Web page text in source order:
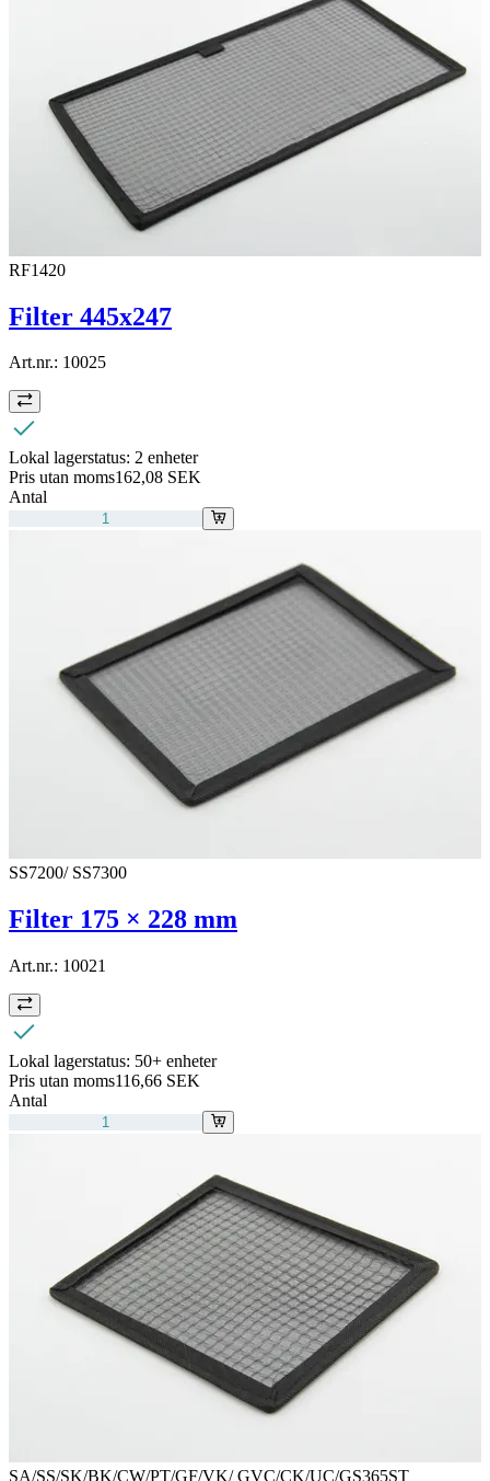
RF1420
Filter 445x247
Art.nr.: 10025
Lokal lagerstatus: 2 enheter
Pris utan moms162,08 SEK
Antal
SS7200/ SS7300
Filter 175 × 228 mm
Art.nr.: 10021
Lokal lagerstatus: 50+ enheter
Pris utan moms116,66 SEK
Antal
SA/SS/SK/BK/CW/PT/GF/VK/ GVC/CK/UC/GS365ST